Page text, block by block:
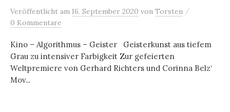
Veröffentlicht am 16. September 2020 von Torsten /
0 Kommentare
Kino – Algorithmus – Geister Geisterkunst aus tiefem
Grau zu intensiver Farbigkeit Zur gefeierten
Weltpremiere von Gerhard Richters und Corinna Belz‘
Mov...